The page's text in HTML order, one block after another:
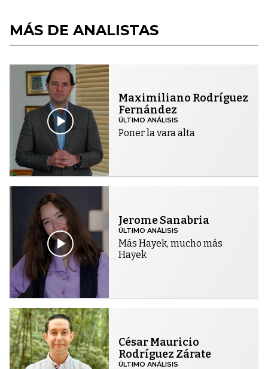
MÁS DE ANALISTAS
Maximiliano Rodríguez
Fernández
ÚLTIMO ANÁLISIS
Poner la vara alta
Jerome Sanabria
ÚLTIMO ANÁLISIS
Más Hayek, mucho más
Hayek
César Mauricio
Rodríguez Zárate
ÚLTIMO ANÁLISIS